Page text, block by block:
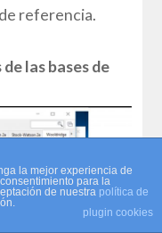
referencia.
las bases de
la mejor experiencia de
para la
de nuestra política de
plugin cookies